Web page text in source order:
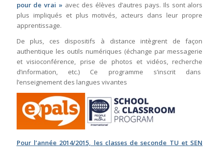
pour de vrai » avec des élèves d’autres pays. Ils sont alors
plus impliqués et plus motivés, acteurs dans leur propre
apprentissage.
De plus, ces dispositifs à distance intègrent de façon
authentique les outils numériques (échange par messagerie
et visioconférence, prise de photos et vidéos, recherche
d’information, etc.) Ce programme s’inscrit dans
l’enseignement des langues vivantes
Pour l’année 2014/2015, les classes de seconde TU et SEN